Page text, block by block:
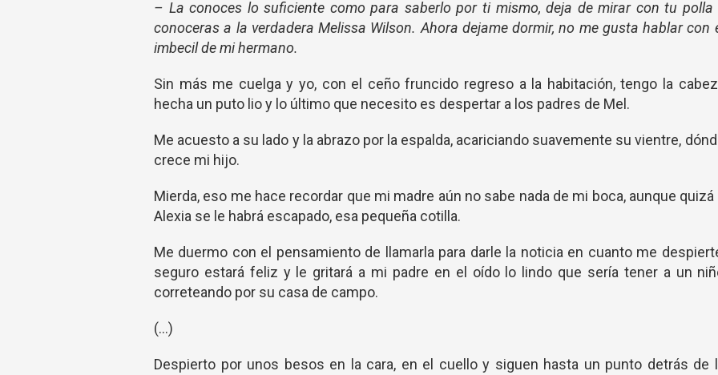
– La conoces lo suficiente como para saberlo por ti mismo, deja de mirar con tu polla
conoceras a la verdadera Melissa Wilson. Ahora dejame dormir, no me gusta hablar con
imbecil de mi hermano.
Sin más me cuelga y yo, con el ceño fruncido regreso a la habitación, tengo la
hecha un puto lio y lo último que necesito es despertar a los padres de Mel.
Me acuesto a su lado y la abrazo por la espalda, acariciando suavemente su vientre,
crece mi hijo.
Mierda, eso me hace recordar que mi madre aún no sabe nada de mi boca, aunque quizá
Alexia se le habrá escapado, esa pequeña cotilla.
Me duermo con el pensamiento de llamarla para darle la noticia en cuanto me
seguro estará feliz y le gritará a mi padre en el oído lo lindo que sería tener a un
correteando por su casa de campo.
(...)
Despierto por unos besos en la cara, en el cuello y siguen hasta un punto detrás de